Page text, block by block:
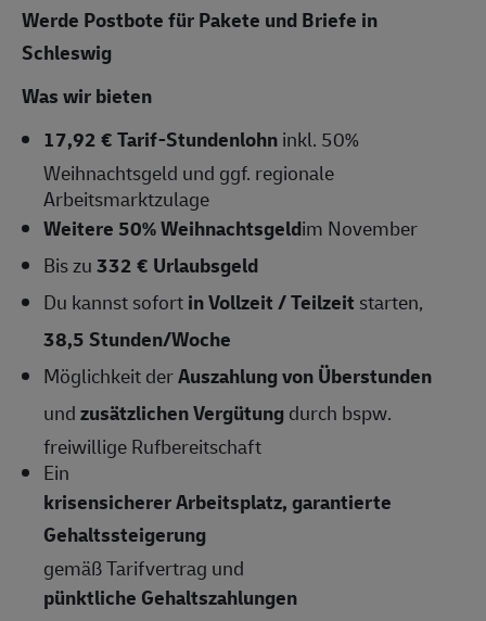
Werde Postbote für Pakete und Briefe in
Schleswig
Was wir bieten
17,92 € Tarif-Stundenlohninkl. 50%
Weihnachtsgeld und ggf. regionale
Arbeitsmarktzulage
Weitere 50% Weihnachtsgeldim November
Bis zu332 € Urlaubsgeld
Du kannst sofortin Vollzeit / Teilzeit starten,
38,5 Stunden/Woche
Möglichkeit derAuszahlung von Überstunden
undzusätzlichen Vergütungdurch bspw.
freiwillige Rufbereitschaft
Ein
krisensicherer Arbeitsplatz, garantierte
Gehaltssteigerung
gemäß Tarifvertrag und
pünktliche Gehaltszahlungen